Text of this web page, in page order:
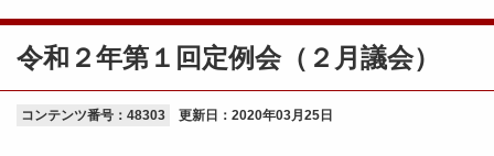
令和２年第１回定例会（２月議会）
コンテンツ番号：48303 更新日： 2020年03月25日